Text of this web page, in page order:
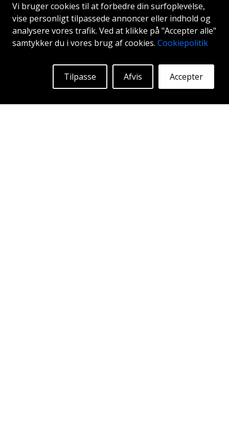
Vi bruger cookies til at forbedre din surfoplevelse,
vise personligt tilpassede annoncer eller indhold og
analysere vores trafik. Ved at klikke på "Accepter alle"
samtykker du i vores brug af cookies. Cookiepolitik
Accepter
Afvis
Tilpasse
MEGA CETUS
ANTHRACITE GREY